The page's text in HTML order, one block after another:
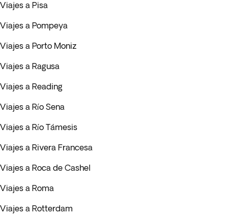
Viajes a Pisa
Viajes a Pompeya
Viajes a Porto Moniz
Viajes a Ragusa
Viajes a Reading
Viajes a Río Sena
Viajes a Río Támesis
Viajes a Rivera Francesa
Viajes a Roca de Cashel
Viajes a Roma
Viajes a Rotterdam